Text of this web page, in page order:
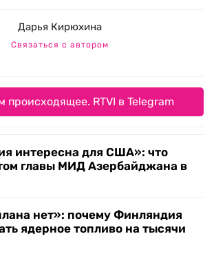
Дарья Кирюхина
Связаться с автором
происходящее. RTVI в Telegram
интересна для США»: что
главы МИД Азербайджана в
нет»: почему Финляндия
ядерное топливо на тысячи